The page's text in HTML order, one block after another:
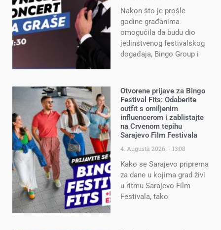
Nakon što je prošle
godine građanima
omogućila da budu dio
jedinstvenog festivalskog
događaja, Bingo Group i
Otvorene prijave za Bingo
Festival Fits: Odaberite
outfit s omiljenim
influencerom i zablistajte
na Crvenom tepihu
Sarajevo Film Festivala
4. Augusta 2026. 13:08
Kako se Sarajevo priprema
za dane u kojima grad živi
u ritmu Sarajevo Film
Festivala, tako